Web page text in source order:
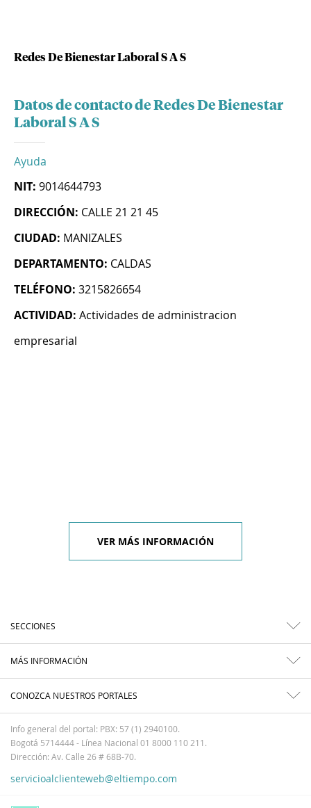
Redes De Bienestar Laboral S A S
Datos de contacto de Redes De Bienestar
Laboral S A S
Ayuda
NIT: 9014644793
DIRECCIÓN: CALLE 21 21 45
CIUDAD: MANIZALES
DEPARTAMENTO: CALDAS
TELÉFONO: 3215826654
ACTIVIDAD: Actividades de administracion
empresarial
VER MÁS INFORMACIÓN
SECCIONES
MÁS INFORMACIÓN
CONOZCA NUESTROS PORTALES
Info general del portal: PBX: 57 (1) 2940100.
Bogotá 5714444 - Línea Nacional 01 8000 110 211.
Dirección: Av. Calle 26 # 68B-70.
servicioalclienteweb@eltiempo.com